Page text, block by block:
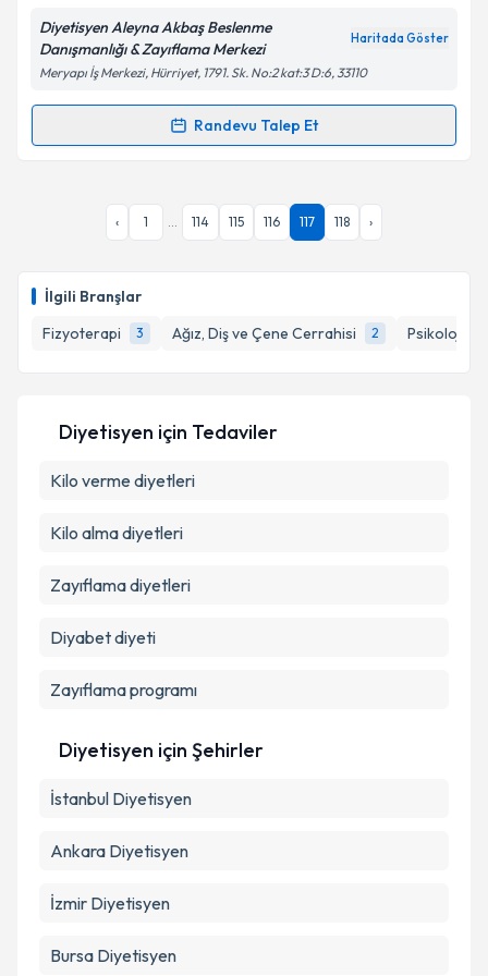
İlgili Branşlar
Fizyoterapi
3 Ağız, Diş ve Çene Cerrahisi 2 Psikoloji
Diyetisyen Aleyna Akbaş Beslenme
Danışmanlığı & Zayıflama Merkezi
Haritada Göster
Meryapı İş Merkezi, Hürriyet, 1791. Sk. No:2 kat:3 D:6, 33110
Randevu Talep Et
Randevu Takvimi Talebi
Dyt. Aleyna Akbaşiçin randevu takvimi talebi
oluşturun. Size bu uzmandan randevu almanız için bir
E-posta Adresiniz
Metni'ni okudum ve kişisel verilerimin belirtilen
kapsamda işlenmesini kabul ediyorum.
‹ 1 ... 114 115 116 117 118 ›
Diyetisyen için Tedaviler
Kilo verme diyetleri
Kilo alma diyetleri
Zayıflama diyetleri
Diyabet diyeti
Zayıflama programı
Diyetisyen için Şehirler
İstanbul Diyetisyen
Ankara Diyetisyen
İzmir Diyetisyen
Bursa Diyetisyen